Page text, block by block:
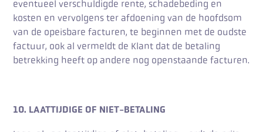
eventueel verschuldigde rente, schadebeding en
kosten en vervolgens ter afdoening van de hoofdsom
van de opeisbare facturen, te beginnen met de oudste
factuur, ook al vermeldt de Klant dat de betaling
betrekking heeft op andere nog openstaande facturen.
10. LAATTIJDIGE OF NIET-BETALING